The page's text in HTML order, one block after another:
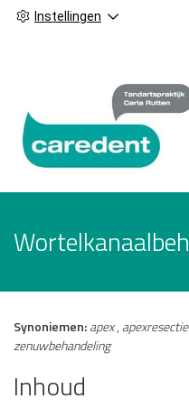
Instellingen
Synoniemen:apex, apexresectie
zenuwbehandeling
Inhoud